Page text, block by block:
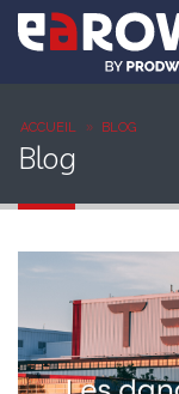
ACCUEIL BLOG
Blog